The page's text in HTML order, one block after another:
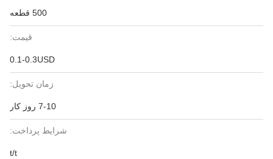
500 قطعه
قیمت:
0.1-0.3USD
زمان تحویل:
7-10 روز کار
شرایط پرداخت:
t/t